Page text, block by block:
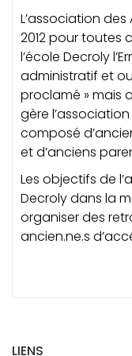
L’association
2012 pour toutes
l’école Decroly
administratif et
proclamé » mais
gère
composé
et d’anciens
Les objectifs de
Decroly dans la
organiser des
ancien.ne.s
LIENS